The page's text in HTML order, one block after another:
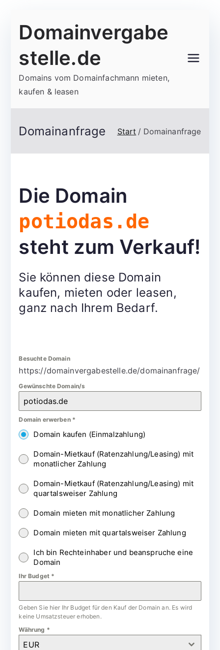
Inhalt
Domainvergabe
stelle.de
Domains vom Domainfachmann mieten,
kaufen & leasen
Domainanfrage Start Domainanfrage
Die Domain
potiodas.de
steht zum Verkauf!
Sie können diese Domain
kaufen, mieten oder leasen,
ganz nach Ihrem Bedarf.
Besuchte Domain
https://domainvergabestelle.de/domainanfrage/
Gewünschte Domain/s
Domain erwerben *
Domain kaufen (Einmalzahlung)
Domain-Mietkauf (Ratenzahlung/Leasing) mit
monatlicher Zahlung
Domain-Mietkauf (Ratenzahlung/Leasing) mit
quartalsweiser Zahlung
Domain mieten mit monatlicher Zahlung
Domain mieten mit quartalsweiser Zahlung
Ich bin Rechteinhaber und beanspruche eine
Domain
Ihr Budget *
Geben Sie hier Ihr Budget für den Kauf der Domain an. Es wird
keine Umsatzsteuer erhoben.
Währung *
EUR